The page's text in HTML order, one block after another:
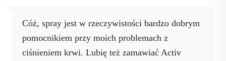
Cóż, spray jest w rzeczywistości bardzo dobrym
pomocnikiem przy moich problemach z
ciśnieniem krwi. Lubię też zamawiać Activ